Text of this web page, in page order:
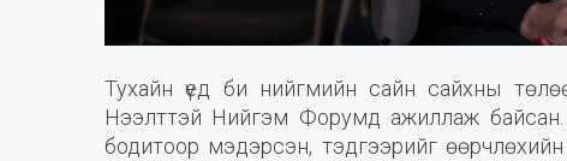
Тухайн үед би нийгмийн сайн сайхны
Нээлттэй Нийгэм Форумд ажиллаж
бодитоор мэдэрсэн, тэдгээрийг